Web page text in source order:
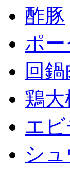
酢豚
ポ
回鍋
鶏
エビ
シ